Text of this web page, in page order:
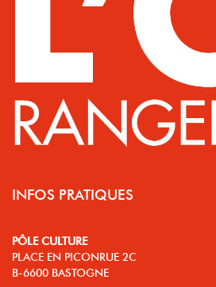
INFOS PRATIQUES
PÔLE CULTURE
PLACE EN PICONRUE 2C
B-6600 BASTOGNE